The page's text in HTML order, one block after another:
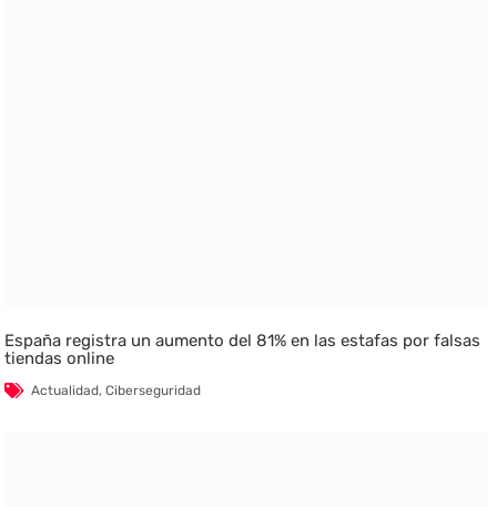
España registra un aumento del 81% en las estafas por falsas
tiendas online
Actualidad,Ciberseguridad